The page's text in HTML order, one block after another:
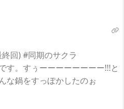
終回) #同期のサクラ
す。すぅーーーーーーーー!!!と
な鍋をすっぽかしたのぉ